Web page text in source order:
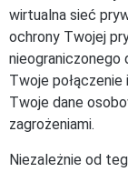
wirtualna sieć
ochrony Twojej
Twoje
Twoje dane
zagrożeniami.
Niezależnie od